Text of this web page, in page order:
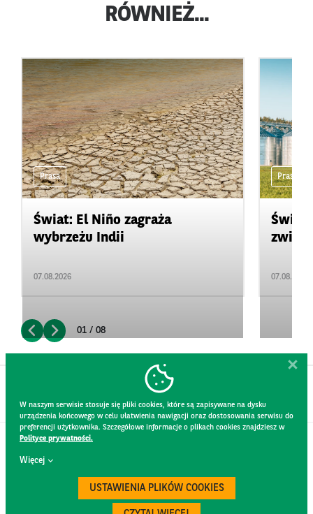
RÓWNIEŻ...
Prasa
Świat: El Niño zagraża
wybrzeżu Indii
07.08.2026
Prasa
07.08.2026
01 / 08
W naszym serwisie stosuje się pliki cookies, które są zapisywane na dysku
urządzenia końcowego w celu ułatwienia nawigacji oraz dostosowania serwisu do
preferencji użytkownika. Szczegółowe informacje o plikach cookies znajdziesz w
Polityce prywatności.
Więcej
USTAWIENIA PLIKÓW COOKIES
KONTAKT
REGULAMIN STRONY
POLITYKA PRYWATNOŚCI